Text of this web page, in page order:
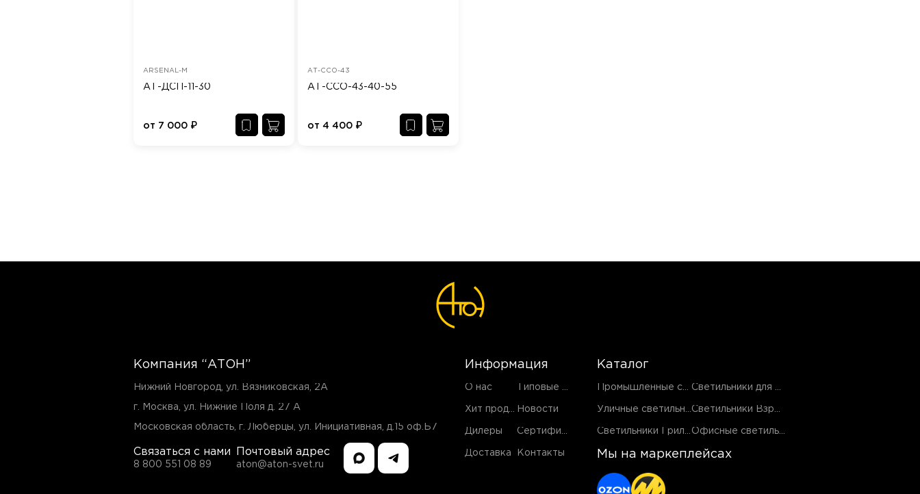
ARSENAL-M
АТ-ДСП-11-30
от 7 000 ₽
АТ-ССО-43
АТ-ССО-43-40-55
от 4 400 ₽
Компания “АТОН”
Нижний Новгород, ул. Вязниковская, 2А
г. Москва, ул. Нижние Поля д. 27 А
Московская область, г. Люберцы, ул. Инициативная, д.15 оф.Б7
Связаться с нами
8 800 551 08 89
Почтовый адрес
aton@aton-svet.ru
Информация
О нас
Новости
Дилеры
Доставка Контакты
Каталог
Промышленные светильники
Мы на маркеплейсах